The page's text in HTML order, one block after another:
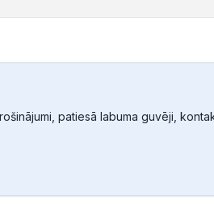
patiesā labuma guvēji,